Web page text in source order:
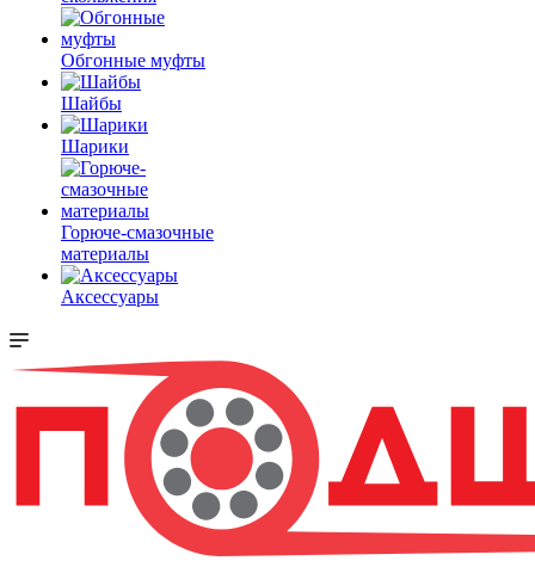
Обгонные муфты
Шайбы
Шарики
Горюче-смазочные
материалы
Аксессуары